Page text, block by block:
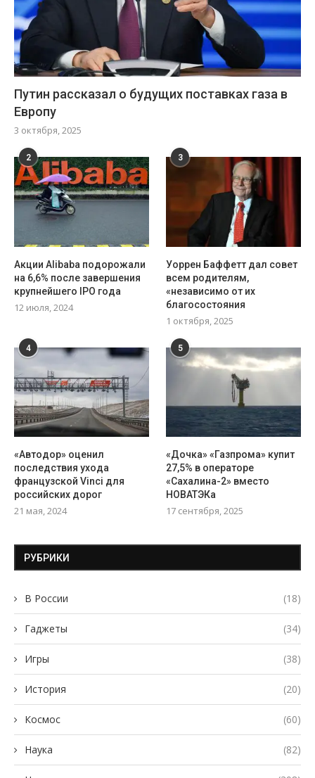
Путин рассказал о будущих поставках газа в
Европу
3 октября, 2025
2
Акции Alibaba подорожали
на 6,6% после завершения
крупнейшего IPO года
12 июля, 2024
3
Уоррен Баффетт дал совет
всем родителям,
«независимо от их
благосостояния
1 октября, 2025
4
«Автодор» оценил
последствия ухода
французской Vinci для
российских дорог
21 мая, 2024
5
«Дочка» «Газпрома» купит
27,5% в операторе
«Сахалина-2» вместо
НОВАТЭКа
17 сентября, 2025
РУБРИКИ
В России (18)
Гаджеты (34)
Игры (38)
История (20)
Космос (60)
Наука (82)